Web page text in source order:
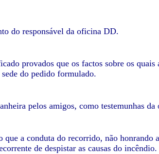
do responsável da oficina DD.
provados que os factos sobre os
do pedido formulado.
pelos amigos, como testemunhas da
que a conduta do recorrido, não honrando
de despistar as causas do incêndio.